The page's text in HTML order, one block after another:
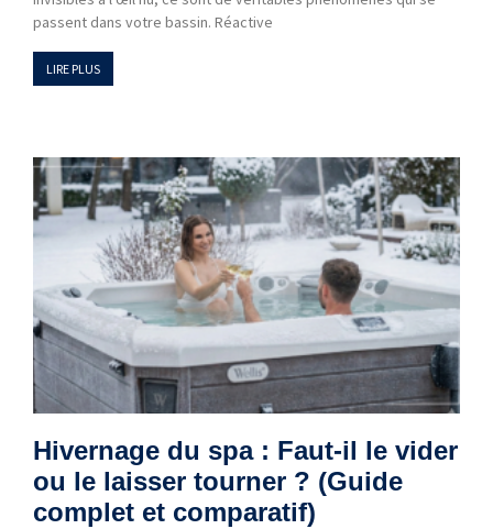
passent dans votre bassin. Réactive
LIRE PLUS
Hivernage du spa : Faut-il le vider
ou le laisser tourner ? (Guide
complet et comparatif)